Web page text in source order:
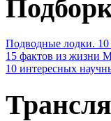
Подводные лодки. 10
15 фактов из жизни
10 интересных